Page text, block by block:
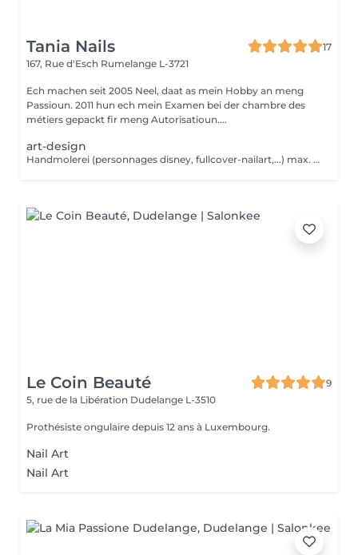
Tania Nails
17
167, Rue d'Esch Rumelange L-3721
Ech machen seit 2005 Neel, daat as mein Hobby an meng
Passioun. 2011 hun ech mein Examen bei der chambre des
métiers gepackt fir meng Autorisatioun....
art-design
Handmolerei (personnages disney, fullcover-nailart,...) max. 2 ongles par rdv
Le Coin Beauté
9
5, rue de la Libération Dudelange L-3510
Prothésiste ongulaire depuis 12 ans à Luxembourg.
Nail Art
Nail Art